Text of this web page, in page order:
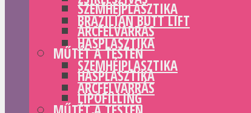
SZEMHÉJPLASZTIKA
ARCFELVARRÁS
MŰTÉT A TESTEN
HASPLASZTIKA
LIPOFILLING
BRAZILIAN BUTT LIFT
HASPLASZTIKA
SZEMHÉJPLASZTIKA
ARCFELVARRÁS